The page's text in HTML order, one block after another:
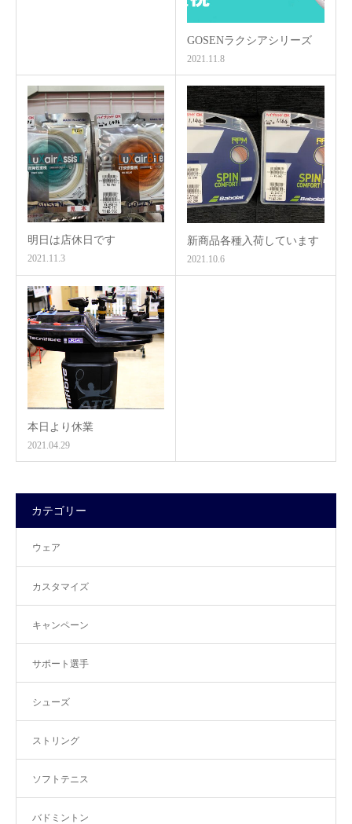
GOSENラクシアシリーズ
2021.11.8
明日は店休日です
2021.11.3
新商品各種入荷しています
2021.10.6
本日より休業
2021.04.29
カテゴリー
ウェア
カスタマイズ
キャンペーン
サポート選手
シューズ
ストリング
ソフトテニス
バドミントン